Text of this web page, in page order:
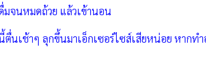
มจนหมดถ้วย แล้วเข้านอน
ตื่นเช้าๆ ลุกขึ้นมาเอ็กเซอร์ไซส์เสียหน่อย หาก